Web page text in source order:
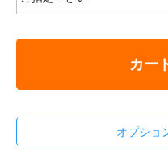
カー
オプショ